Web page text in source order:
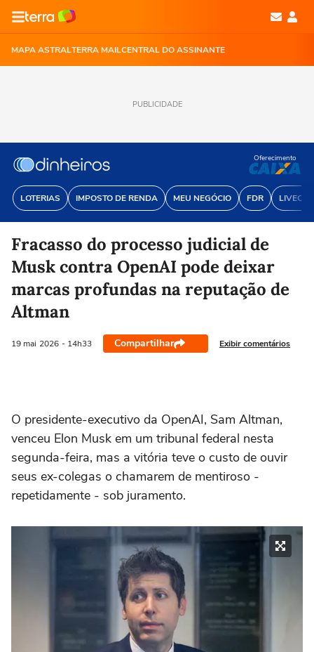
MAPA ASTRALTERRA MAILCENTRAL DO ASSINANTE
PUBLICIDADE
LOTERIAS IMPOSTO DE RENDA MEU NEGÓCIO FDR
Oferecimento
Fracasso do processo judicial de
Musk contra OpenAI pode deixar
marcas profundas na reputação de
Altman
19 mai 2026 - 14h33 Compartilhar Exibir comentários
O presidente-executivo da OpenAI, Sam Altman,
venceu Elon Musk em um tribunal federal nesta
‌segunda-feira, mas a vitória teve o custo de ouvir
seus ex-colegas o chamarem de mentiroso -
repetidamente - sob juramento.